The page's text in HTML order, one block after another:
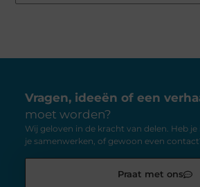
Vragen, ideeën of een
moet worden?
Wij geloven in de kracht van delen. Heb
je samenwerken, of gewoon even
Praat met ons